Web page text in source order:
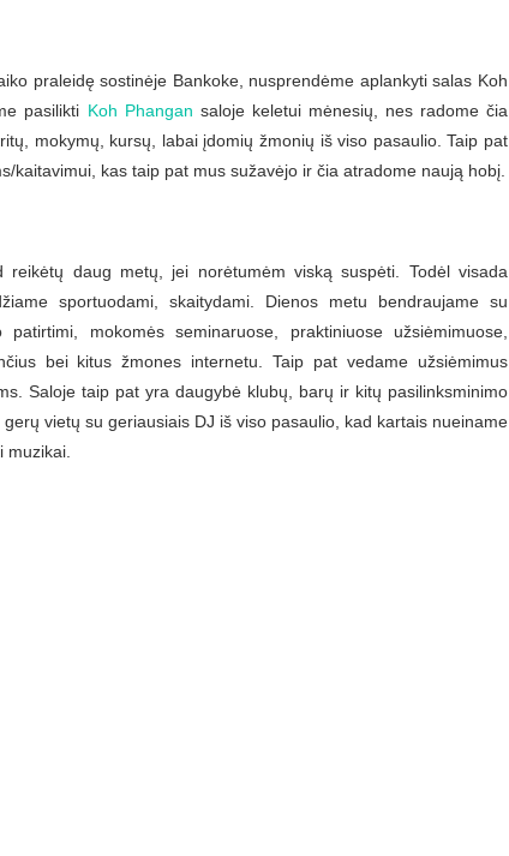
praleidę sostinėje Bankoke, nusprendėme aplankyti salas Koh
pasilikti Koh Phangan saloje keletui mėnesių, nes radome čia
mokymų, kursų, labai įdomių žmonių iš viso pasaulio. Taip pat
kaitavimui, kas taip pat mus sužavėjo ir čia atradome naują hobį.
daug metų, jei norėtumėm viską suspėti. Todėl visada
sportuodami, skaitydami. Dienos metu bendraujame su
mokomės seminaruose, praktiniuose užsiėmimuose,
bei kitus žmones internetu. Taip pat vedame užsiėmimus
Saloje taip pat yra daugybė klubų, barų ir kitų pasilinksminimo
vietų su geriausiais DJ iš viso pasaulio, kad kartais nueiname
muzikai.